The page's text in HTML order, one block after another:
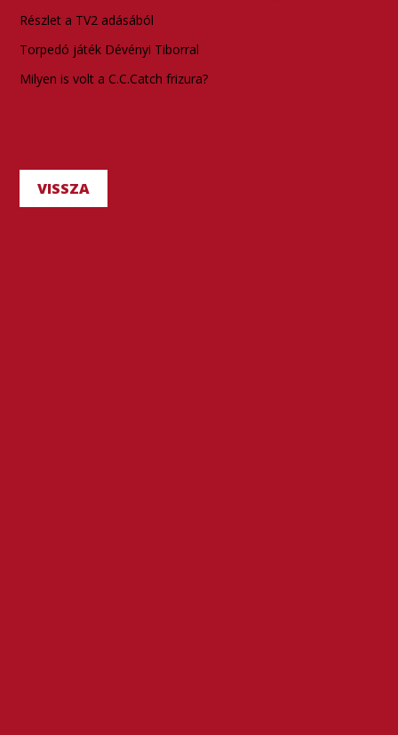
Részlet a TV2 adásából
Torpedó játék Dévényi Tiborral
Milyen is volt a C.C.Catch frizura?
VISSZA